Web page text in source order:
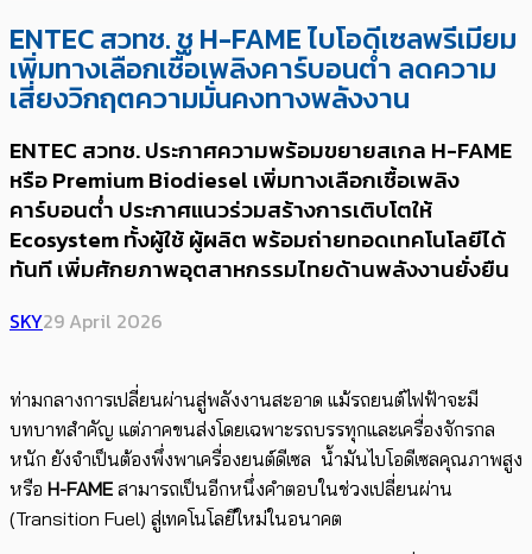
ENTEC สวทช. ชู H-FAME ไบโอดีเซลพรีเมียม
เพิ่มทางเลือกเชื้อเพลิงคาร์บอนต่ำ ลดความ
เสี่ยงวิกฤตความมั่นคงทางพลังงาน
ENTEC สวทช. ประกาศความพร้อมขยายสเกล H-FAME
หรือ Premium Biodiesel เพิ่มทางเลือกเชื้อเพลิง
คาร์บอนต่ำ ประกาศแนวร่วม​สร้างการเติบโตให้
Ecosystem ทั้งผู้ใช้ ผู้ผลิต พร้อมถ่ายทอดเทคโนโลยีได้
ทันที เพิ่มศักยภาพ​อุตสาหกรรมไทยด้านพลังงานยั่งยืน
SKY29 April 2026
ท่ามกลางการเปลี่ยนผ่านสู่พลังงานสะอาด แม้รถยนต์ไฟฟ้าจะมี
บทบาทสำคัญ แต่ภาคขนส่งโดยเฉพาะรถบรรทุกและเครื่องจักรกล
หนัก ยังจำเป็นต้องพึ่งพาเครื่องยนต์ดีเซล น้ำมันไบโอดีเซลคุณภาพสูง
หรือ H-FAME สามารถเป็นอีกหนึ่งคำตอบในช่วงเปลี่ยนผ่าน
(Transition Fuel) สู่เทคโนโลยีใหม่ในอนาคต